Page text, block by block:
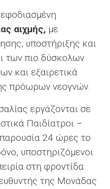
αιχμής, με
υποστήριξης και
των πιο δύσκολων
και εξαιρετικά
πρόωρων νεογνών.
εργάζονται σε
Παιδίατροι –
24 ώρες το
υποστηριζόμενοι
στη φροντίδα
της Μονάδας